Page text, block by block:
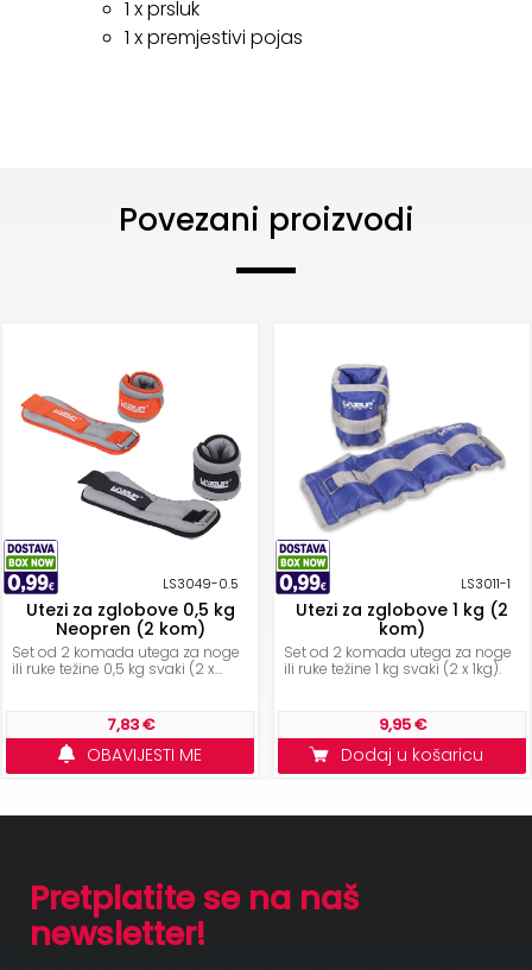
1 x prsluk
1 x premjestivi pojas
Povezani proizvodi
LS3049-0.5
Utezi za zglobove 0,5 kg
Neopren (2 kom)
Set od 2 komada utega za noge
ili ruke težine 0,5 kg svaki (2 x...
7,83 €
OBAVIJESTI ME
LS3011-1
Utezi za zglobove 1 kg (2
kom)
Set od 2 komada utega za noge
ili ruke težine 1 kg svaki (2 x 1kg).
9,95 €
Dodaj u košaricu
Pretplatite se na naš
newsletter!